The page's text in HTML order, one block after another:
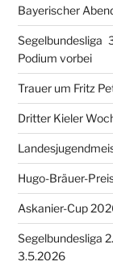
Bayerischer
Podium vorbei
Trauer um Fritz
Dritter Kieler
Hugo-Bräuer-
Askanier-Cup
Segelbundesliga
3.5.2026